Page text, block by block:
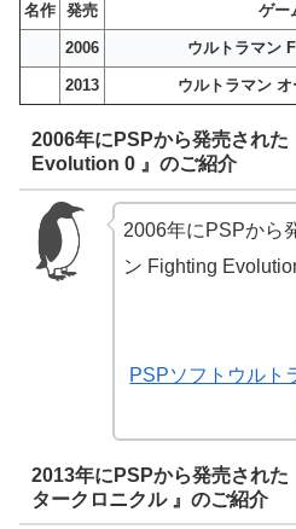
名作 発売 ゲー
2006 ウルトラマン
2013 ウルトラマン
2006年にPSPから発売され
Evolution 0 』のご紹介
2006年にPSPから
ン Fighting
PSPソフトウルト
2013年にPSPから発売された
タークロニクル 』のご紹介